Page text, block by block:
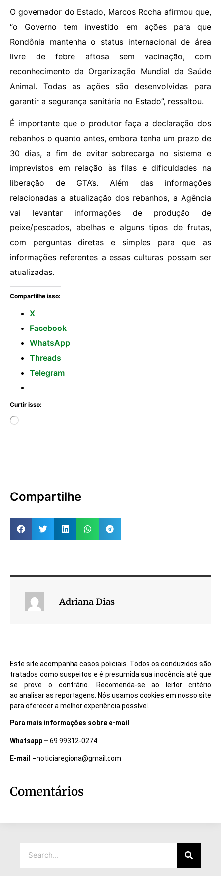
O governador do Estado, Marcos Rocha afirmou que,
“o Governo tem investido em ações para que
Rondônia mantenha o status internacional de área
livre de febre aftosa sem vacinação, com
reconhecimento da Organização Mundial da Saúde
Animal. Todas as ações são desenvolvidas para
garantir a segurança sanitária no Estado”, ressaltou.
É importante que o produtor faça a declaração dos
rebanhos o quanto antes, embora tenha um prazo de
30 dias, a fim de evitar sobrecarga no sistema e
imprevistos em relação às filas e dificuldades na
liberação de GTA’s. Além das informações
relacionadas a atualização dos rebanhos, a Agência
vai levantar informações de produção de
peixe/pescados, abelhas e alguns tipos de frutas,
com perguntas diretas e simples para que as
informações referentes a essas culturas possam ser
atualizadas.
Compartilhe isso:
X
Facebook
WhatsApp
Threads
Telegram
Curtir isso:
Compartilhe
Adriana Dias
Este site acompanha casos policiais. Todos os conduzidos são
tratados como suspeitos e é presumida sua inocência até que
se prove o contrário. Recomenda-se ao leitor critério
ao analisar as reportagens. Nós usamos cookies em nosso site
para oferecer a melhor experiência possível.
Para mais informações sobre e-mail
Whatsapp – 69 99312-0274
E-mail –noticiaregiona@gmail.com
Comentários